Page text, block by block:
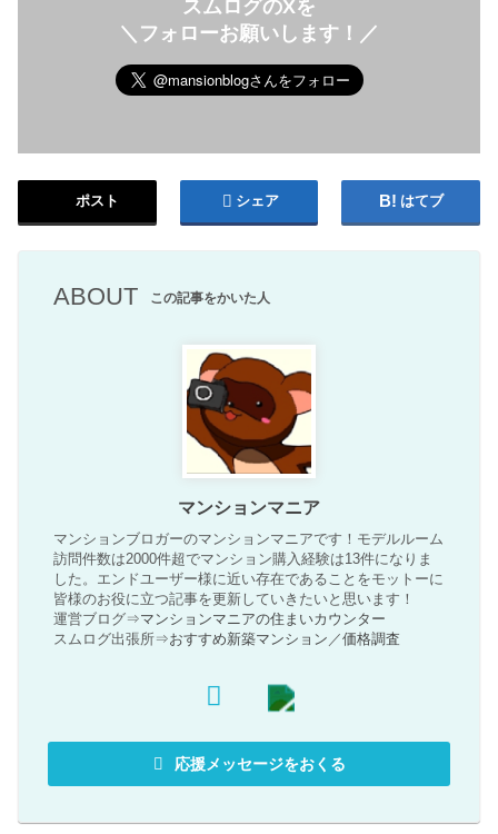
スムログのXを
＼フォローお願いします！／
ポスト シェア はてブ
ABOUT この記事をかいた人
マンションマニア
マンションブロガーのマンションマニアです！モデルルーム
訪問件数は2000件超でマンション購入経験は13件になりま
した。エンドユーザー様に近い存在であることをモットーに
皆様のお役に立つ記事を更新していきたいと思います！
運営ブログ⇒マンションマニアの住まいカウンター
スムログ出張所⇒おすすめ新築マンション ／価格調査
応援メッセージをおくる